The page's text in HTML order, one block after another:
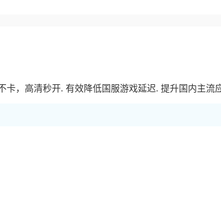
，高清秒开. 有效降低国服游戏延迟. 提升国内主流